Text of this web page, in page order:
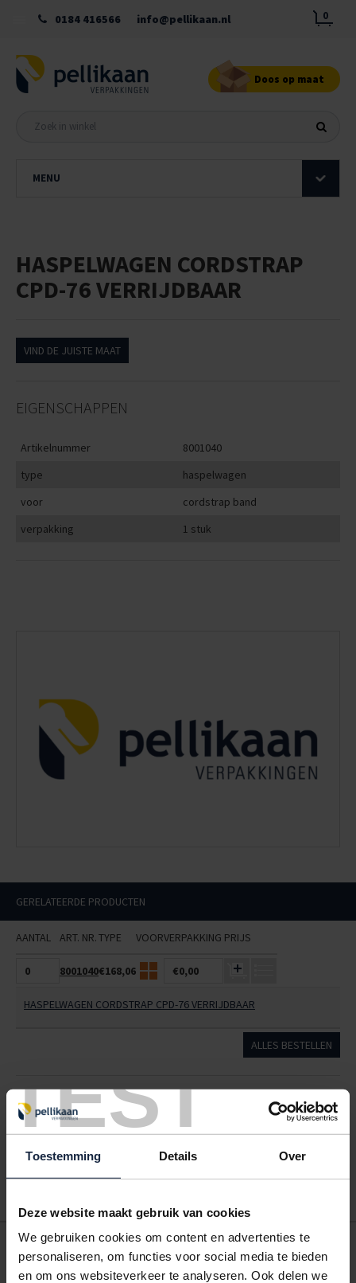
TEST
Toestemming Details Over
Deze website maakt gebruik van cookies
We gebruiken cookies om content en advertenties te
personaliseren, om functies voor social media te bieden
en om ons websiteverkeer te analyseren. Ook delen we
0184 416566 info@pellikaan.nl 0
Doos op maat
MENU
HASPELWAGEN CORDSTRAP
CPD-76 VERRIJDBAAR
VIND DE JUISTE MAAT
EIGENSCHAPPEN
Artikelnummer
8001040
type
haspelwagen
voor
cordstrap band
verpakking
1 stuk
GERELATEERDE PRODUCTEN
AANTAL ART. NR.TYPE VOORVERPAKKING PRIJS
8001040€168,06 €0,00
HASPELWAGEN CORDSTRAP CPD-76 VERRIJDBAAR
ALLES BESTELLEN
Hoe werkt een bestellijst?
Wanneer u bent ingelogd, kunt u een eigen bestellijst maken.
Gebruik bestel- en offertelijsten om eenvoudig en snel producten
te bestellen. Uw bestel- en offertelijsten kunt u terugvinden in uw
POSTDOOS BEDRUKKEN
Voor een veilige verzending